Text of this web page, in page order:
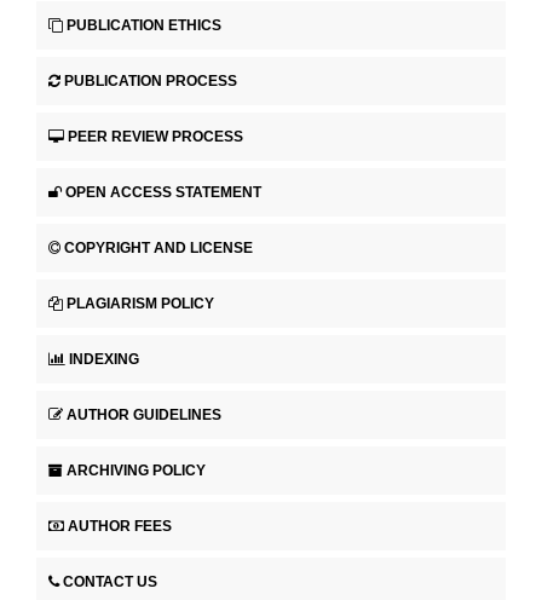
PUBLICATION ETHICS
PUBLICATION PROCESS
PEER REVIEW PROCESS
OPEN ACCESS STATEMENT
COPYRIGHT AND LICENSE
PLAGIARISM POLICY
INDEXING
AUTHOR GUIDELINES
ARCHIVING POLICY
AUTHOR FEES
CONTACT US